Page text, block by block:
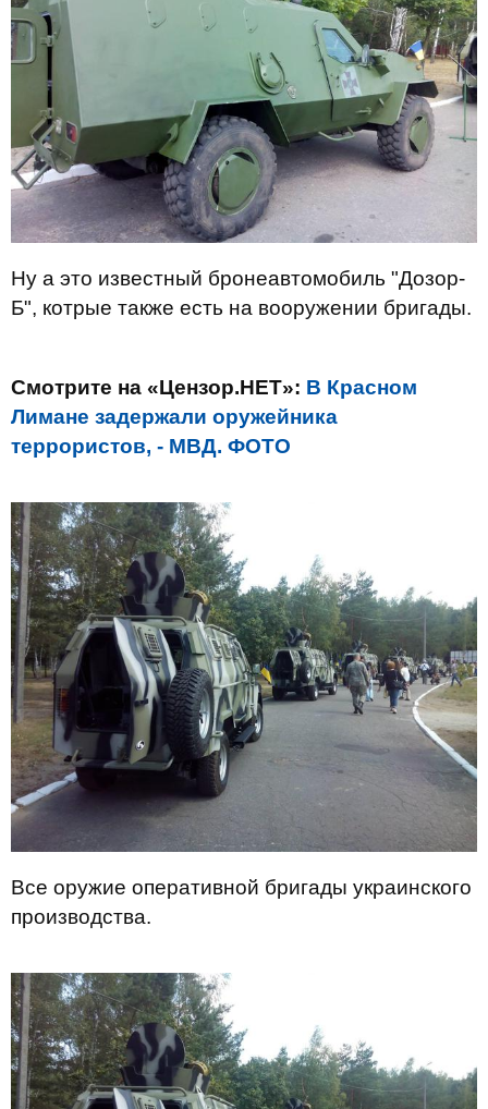
Ну а это известный бронеавтомобиль "Дозор-
Б", котрые также есть на вооружении бригады.
Смотрите на «Цензор.НЕТ»: В Красном
Лимане задержали оружейника
террористов, - МВД. ФОТО
Все оружие оперативной бригады украинского
производства.